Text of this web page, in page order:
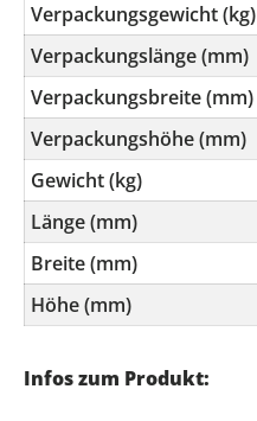
Verpackungsgewicht (kg)
Verpackungslänge (mm)
Verpackungsbreite (mm)
Verpackungshöhe (mm)
Gewicht (kg)
Länge (mm)
Breite (mm)
Höhe (mm)
Infos zum Produkt: